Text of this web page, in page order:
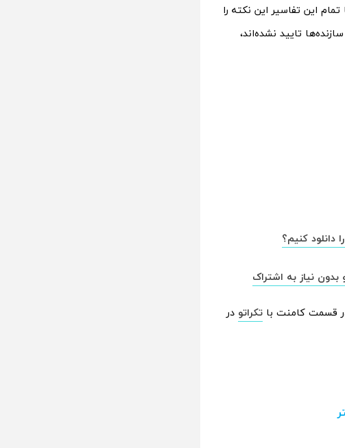
تمام این تفاسیر این نکته را
تایید نشده‌اند،
قسمت کامنت با تکراتو در